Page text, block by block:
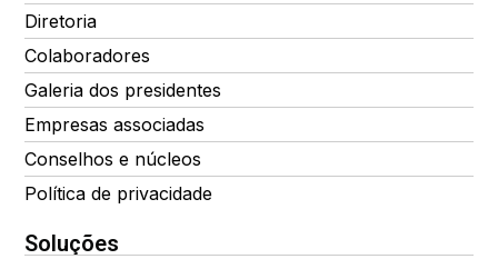
Diretoria
Colaboradores
Galeria dos presidentes
Empresas associadas
Conselhos e núcleos
Política de privacidade
Soluções